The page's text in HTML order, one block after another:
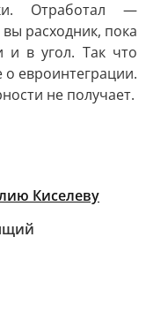
Отработал —
расходник, пока
и в угол. Так что
евроинтеграции.
не получает.
Киселеву